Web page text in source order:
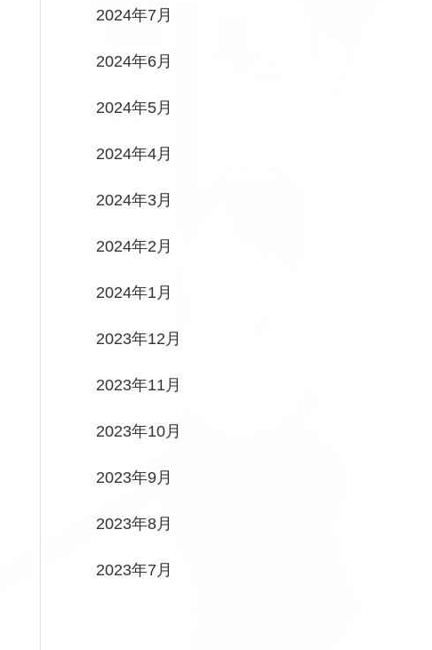
2024年7月
2024年6月
2024年5月
2024年4月
2024年3月
2024年2月
2024年1月
2023年12月
2023年11月
2023年10月
2023年9月
2023年8月
2023年7月